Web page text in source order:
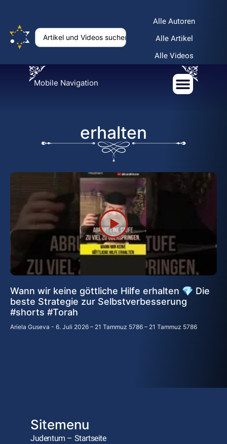
Alle Autoren
Alle Artikel
Alle Videos
Mobile Navigation
erhalten
Wann wir keine göttliche Hilfe erhalten 💎 Die
beste Strategie zur Selbstverbesserung
#shorts #Torah
Ariela Guseva 6. Juli 2026 – 21 Tammuz 5786 – 21 Tammuz 5786
Sitemenu
Judentum – Startseite